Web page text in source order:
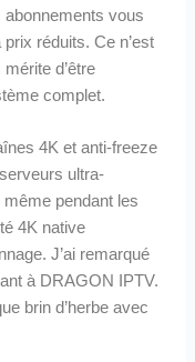
abonnements vous
réduits. Ce n’est
d’être
complet.
4K et anti-freeze
ultra-
pendant les
4K native
J’ai remarqué
à DRAGON IPTV.
brin d’herbe avec